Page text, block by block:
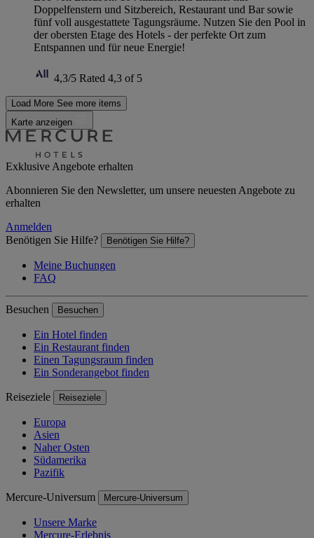
Doppelfenstern und Sitzbereich, Restaurant und Bar sowie
fünf voll ausgestattete Tagungsräume. Nutzen Sie den Pool in
der obersten Etage des Hotels - der perfekte Ort zum
Entspannen und für neue Energie!
4,3/5 Rated 4,3 of 5
Load More See more items
Karte anzeigen
Exklusive Angebote erhalten
Abonnieren Sie den Newsletter, um unsere neuesten Angebote zu
erhalten
Anmelden
Benötigen Sie Hilfe?
Benötigen Sie Hilfe?
Meine Buchungen
FAQ
Besuchen Besuchen
Ein Hotel finden
Ein Restaurant finden
Einen Tagungsraum finden
Ein Sonderangebot finden
Reiseziele Reiseziele
Europa
Asien
Naher Osten
Südamerika
Pazifik
Mercure-Universum Mercure-Universum
Unsere Marke
Mercure-Erlebnis